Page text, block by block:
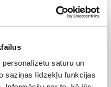
saturu un
saziņas līdzekļu funkcijas